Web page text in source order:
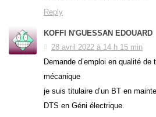
Reply
KOFFI N'GUESSAN EDOUARD
28 avril 2022 à 14 h 15 min
Demande d’emploi en qualité
mécanique
je suis titulaire d’un BT en
DTS en Géni électrique.